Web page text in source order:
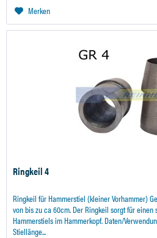
Merken
Ringkeil 4
Ringkeil für Hammerstiel (kleiner Vorhammer)
von bis zu ca 60cm. Der Ringkeil sorgt für einen
Hammerstiels im Hammerkopf. Daten/
Stiellänge...